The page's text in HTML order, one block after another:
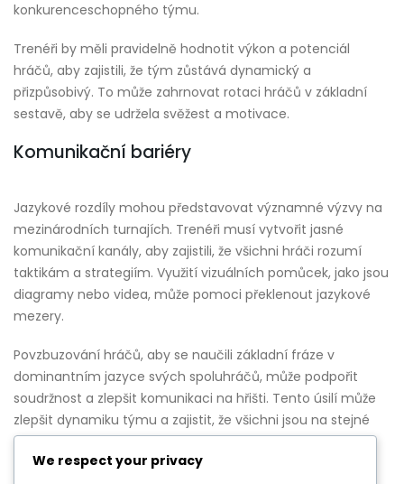
konkurenceschopného týmu.
Trenéři by měli pravidelně hodnotit výkon a potenciál
hráčů, aby zajistili, že tým zůstává dynamický a
přizpůsobivý. To může zahrnovat rotaci hráčů v základní
sestavě, aby se udržela svěžest a motivace.
Komunikační bariéry
Jazykové rozdíly mohou představovat významné výzvy na
mezinárodních turnajích. Trenéři musí vytvořit jasné
komunikační kanály, aby zajistili, že všichni hráči rozumí
taktikám a strategiím. Využití vizuálních pomůcek, jako jsou
diagramy nebo videa, může pomoci překlenout jazykové
mezery.
Povzbuzování hráčů, aby se naučili základní fráze v
dominantním jazyce svých spoluhráčů, může podpořit
soudržnost a zlepšit komunikaci na hřišti. Tento úsilí může
zlepšit dynamiku týmu a zajistit, že všichni jsou na stejné
vlně během kritických okamžiků.
We respect your privacy